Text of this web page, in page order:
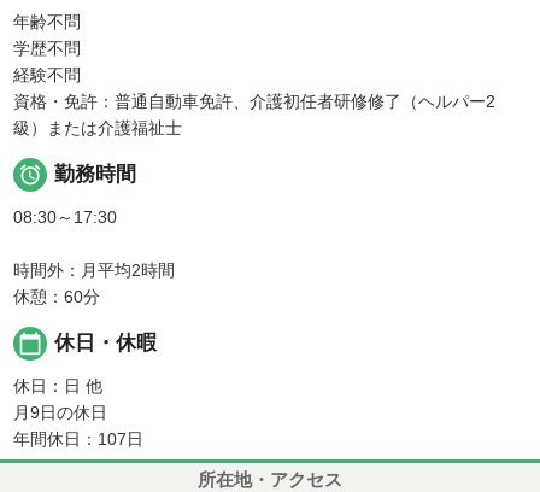
年齢不問
学歴不問
経験不問
資格・免許：普通自動車免許、介護初任者研修修了（ヘルパー2
級）または介護福祉士
 勤務時間
08:30～17:30
時間外：月平均2時間
休憩：60分
calendar_today 休日・休暇
休日：日 他
月9日の休日
年間休日：107日
所在地・アクセス